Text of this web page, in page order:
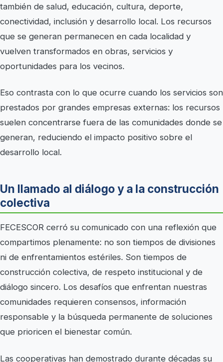
también de salud, educación, cultura, deporte,
conectividad, inclusión y desarrollo local. Los recursos
que se generan permanecen en cada localidad y
vuelven transformados en obras, servicios y
oportunidades para los vecinos.
Eso contrasta con lo que ocurre cuando los servicios son
prestados por grandes empresas externas: los recursos
suelen concentrarse fuera de las comunidades donde se
generan, reduciendo el impacto positivo sobre el
desarrollo local.
Un llamado al diálogo y a la construcción
colectiva
FECESCOR cerró su comunicado con una reflexión que
compartimos plenamente: no son tiempos de divisiones
ni de enfrentamientos estériles. Son tiempos de
construcción colectiva, de respeto institucional y de
diálogo sincero. Los desafíos que enfrentan nuestras
comunidades requieren consensos, información
responsable y la búsqueda permanente de soluciones
que prioricen el bienestar común.
Las cooperativas han demostrado durante décadas su